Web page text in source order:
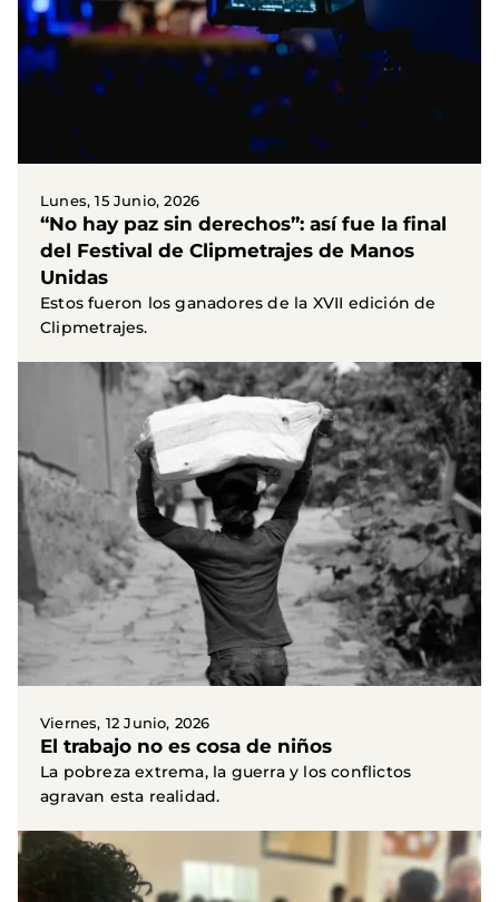
Lunes, 15 Junio, 2026
“No hay paz sin derechos”: así fue la final
del Festival de Clipmetrajes de Manos
Unidas
Estos fueron los ganadores de la XVII edición de
Clipmetrajes.
Viernes, 12 Junio, 2026
El trabajo no es cosa de niños
La pobreza extrema, la guerra y los conflictos
agravan esta realidad.